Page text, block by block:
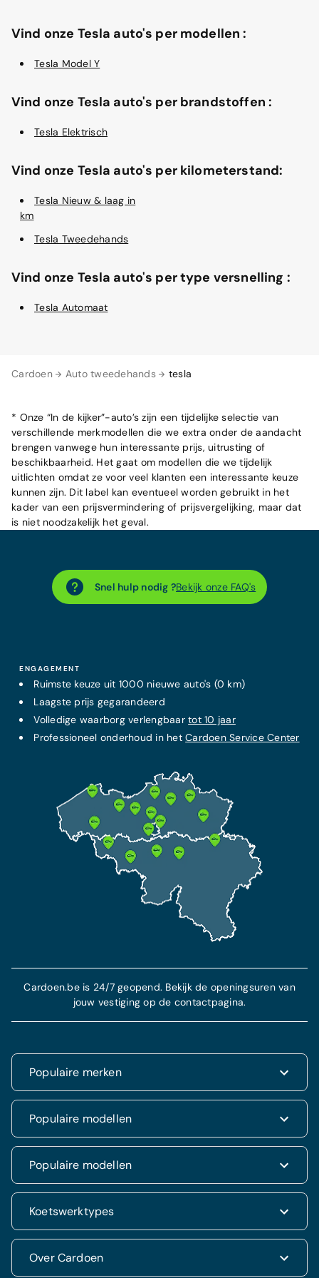
Cardoen Auto tweedehands tesla
Vind onze Tesla auto's per modellen :
Tesla Model Y
Vind onze Tesla auto's per brandstoffen :
Tesla Elektrisch
Vind onze Tesla auto's per kilometerstand:
Tesla Nieuw & laag in
km
Tesla Tweedehands
Vind onze Tesla auto's per type versnelling :
Tesla Automaat
* Onze “In de kijker”-auto’s zijn een tijdelijke selectie van
verschillende merkmodellen die we extra onder de aandacht
brengen vanwege hun interessante prijs, uitrusting of
beschikbaarheid. Het gaat om modellen die we tijdelijk
uitlichten omdat ze voor veel klanten een interessante keuze
kunnen zijn. Dit label kan eventueel worden gebruikt in het
kader van een prijsvermindering of prijsvergelijking, maar dat
is niet noodzakelijk het geval.
Snel hulp nodig ?Bekijk onze FAQ's
ENGAGEMENT
Ruimste keuze uit 1000 nieuwe auto's (0 km)
Laagste prijs gegarandeerd
Volledige waarborg verlengbaartot 10 jaar
Professioneel onderhoud in hetCardoen Service Center
Populaire merken
Renault
Dacia
Volkswagen
Hyundai
Kia
Mercedes
Opel
Seat
Populaire modellen
Renault Clio
Fiat 500
Hyundai Tucson
Kia Rio
Nissan Qashqai
Populaire modellen
Hyundai i20
Jeep Renegade
Volkswagen Golf VII
Koetswerktypes
SUV & 4x4
Cardoen.be is 24/7 geopend. Bekijk de openingsuren van
jouw vestiging op de contactpagina.
Over Cardoen